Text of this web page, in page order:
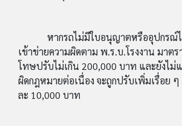
หากรถไม่มีใบอนุญาตหรืออุปกรณ์
เข้าข่ายความผิดตาม พ.ร.บ.โรงงาน มาต
โทษปรับไม่เกิน 200,000 บาท และยังไม่
ผิดกฎหมายต่อเนื่อง จะถูกปรับเพิ่มเรื่อย ๆ
ละ 10,000 บาท